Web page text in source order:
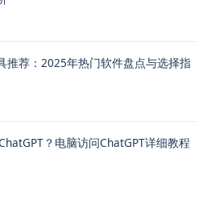
推荐：2025年热门软件盘点与选择指
？电脑访问ChatGPT详细教程